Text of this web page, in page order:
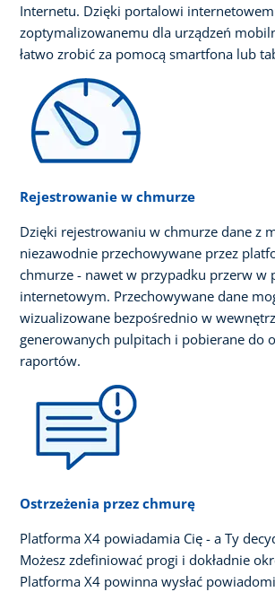
Internetu. Dzięki portalowi
zoptymalizowanemu dla urządzeń
łatwo zrobić za pomocą smartfona lub
Rejestrowanie w chmurze
Dzięki rejestrowaniu w chmurze dane z
niezawodnie przechowywane przez
chmurze - nawet w przypadku przerw w
internetowym. Przechowywane dane
wizualizowane bezpośrednio w
generowanych pulpitach i pobierane do
raportów.
Ostrzeżenia przez chmurę
Platforma X4 powiadamia Cię - a Ty
Możesz zdefiniować progi i dokładnie
Platforma X4 powinna wysłać